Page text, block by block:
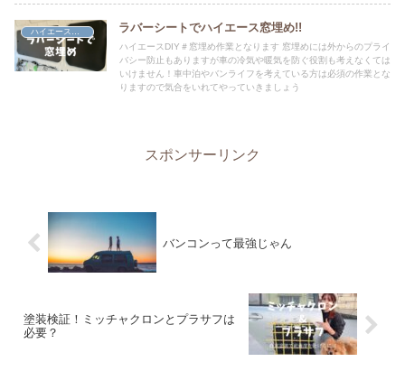
ハイエースDIY ラバーシートでハイエース窓埋め!!
ハイエースDIY＃窓埋め作業となります 窓埋めには外からのプライ
バシー防止もありますが車の冷気や暖気を防ぐ役割も考えなくては
いけません！車中泊やバンライフを考えている方は必須の作業とな
りますので気合をいれてやっていきましょう
スポンサーリンク
バンコンって最強じゃん
塗装検証！ミッチャクロンとプラサフは
必要？